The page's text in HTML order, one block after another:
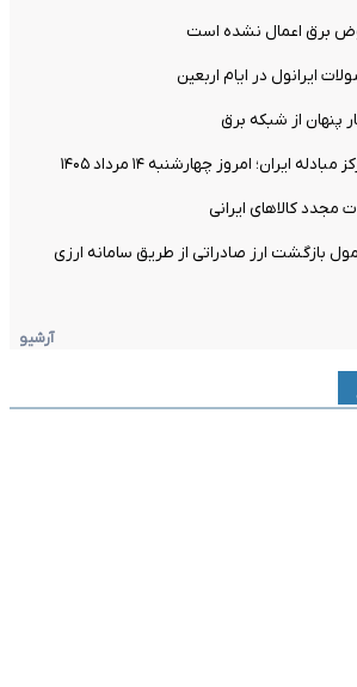
برق اعمال نشده است
ایرانول در ایام اربعین
ایران؛ امروز چهارشنبه ۱۴ مرداد ۱۴۰۵
مجدد کالاهای ایرانی
بازگشت ارز صادراتی از طریق سامانه ارزی
آرشیو